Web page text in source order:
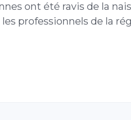
ont été ravis de la
professionnels de la